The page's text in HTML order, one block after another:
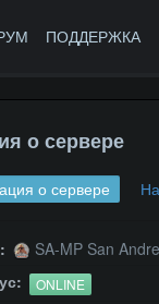
ПОДДЕРЖКА
о сервере
о сервере
SA-MP San
ONLINE